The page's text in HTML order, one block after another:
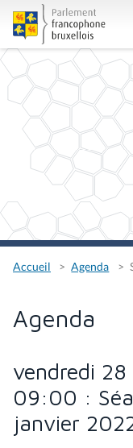
Accueil Agenda
Agenda
vendredi
09:00 :
janvier